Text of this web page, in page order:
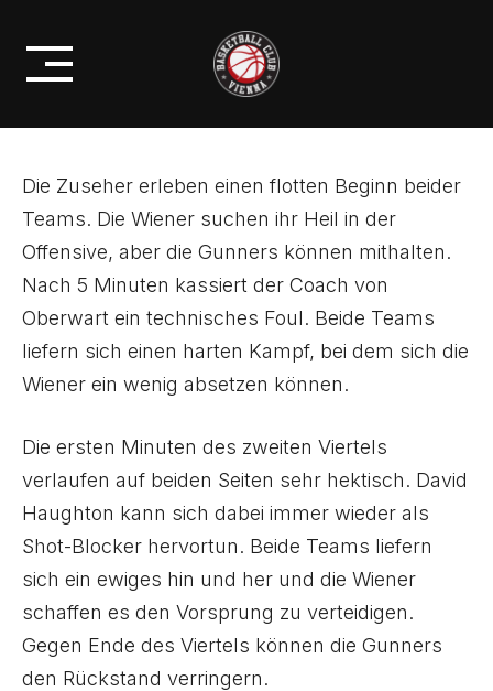
content
OVERTIME KRIMI AN DEN BC
HALLMANN
Die Zuseher erleben einen flotten Beginn beider
Teams. Die Wiener suchen ihr Heil in der
Offensive, aber die Gunners können mithalten.
Nach 5 Minuten kassiert der Coach von
Oberwart ein technisches Foul. Beide Teams
liefern sich einen harten Kampf, bei dem sich die
Wiener ein wenig absetzen können.
Die ersten Minuten des zweiten Viertels
verlaufen auf beiden Seiten sehr hektisch. David
Haughton kann sich dabei immer wieder als
Shot-Blocker hervortun. Beide Teams liefern
sich ein ewiges hin und her und die Wiener
schaffen es den Vorsprung zu verteidigen.
Gegen Ende des Viertels können die Gunners
den Rückstand verringern.